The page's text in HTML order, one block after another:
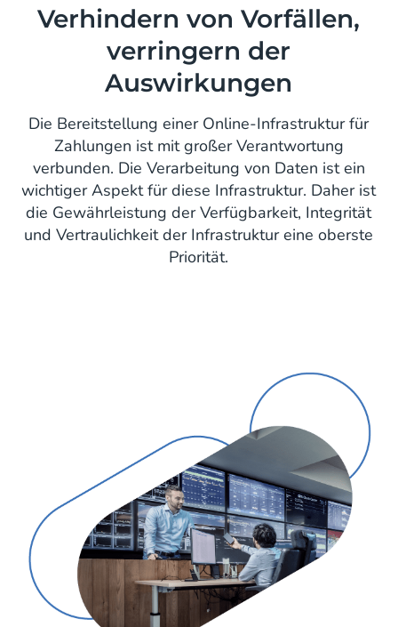
Verhindern von Vorfällen,
verringern der
Auswirkungen
Die Bereitstellung einer Online-Infrastruktur für
Zahlungen ist mit großer Verantwortung
verbunden. Die Verarbeitung von Daten ist ein
wichtiger Aspekt für diese Infrastruktur. Daher ist
die Gewährleistung der Verfügbarkeit, Integrität
und Vertraulichkeit der Infrastruktur eine oberste
Priorität.